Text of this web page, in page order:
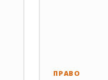
ПРАВО